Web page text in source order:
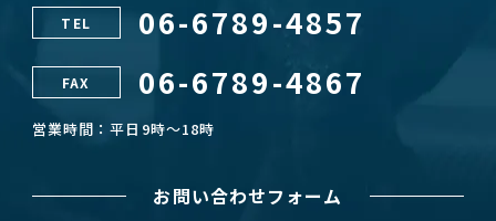
TEL 06-6789-4857
FAX 06-6789-4867
営業時間：平日9時～18時
お問い合わせフォーム